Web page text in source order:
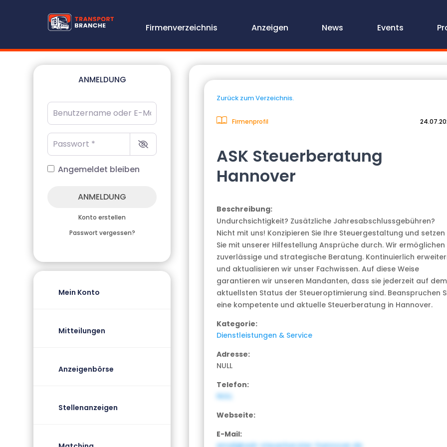
Firmenverzeichnis Anzeigen News Events
ANMELDUNG
Benutzername oder E-Mail-Adresse
Passwort
Angemeldet bleiben
ANMELDUNG
Konto erstellen
Passwort vergessen?
Mein Konto
Mitteilungen
Anzeigenbörse
Stellenanzeigen
Zurück zum Verzeichnis.
Firmenprofil
ASK Steuerberatung
Hannover
Beschreibung:
Undurchsichtigkeit? Zusätzliche Jahresabschlussgebühren?
Nicht mit uns! Konzipieren Sie Ihre Steuergestaltung und setzen
Sie mit unserer Hilfestellung Ansprüche durch. Wir ermöglichen
zuverlässige und strategische Beratung. Kontinuierlich
und aktualisieren wir unser Fachwissen. Auf diese Weise
garantieren wir unseren Mandanten, dass sie jederzeit auf dem
aktuellsten Status der Steueroptimierung sind. Beanspruchen
eine kompetente und aktuelle Steuerberatung in Hannover.
Kategorie:
Dienstleistungen & Service
Adresse:
NULL
Telefon:
NULL
Webseite:
E-Mail: